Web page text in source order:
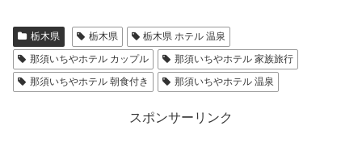
栃木県 栃木県
栃木県 ホテル 温泉
那須いちやホテル カップル
那須いちやホテル 家族旅行
那須いちやホテル 朝食付き
那須いちやホテル 温泉
スポンサーリンク